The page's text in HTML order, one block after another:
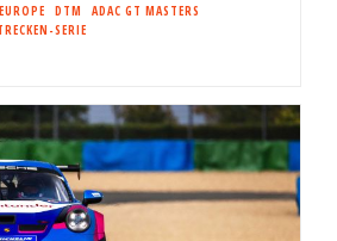
DTM
ADAC GT MASTERS
SERIE